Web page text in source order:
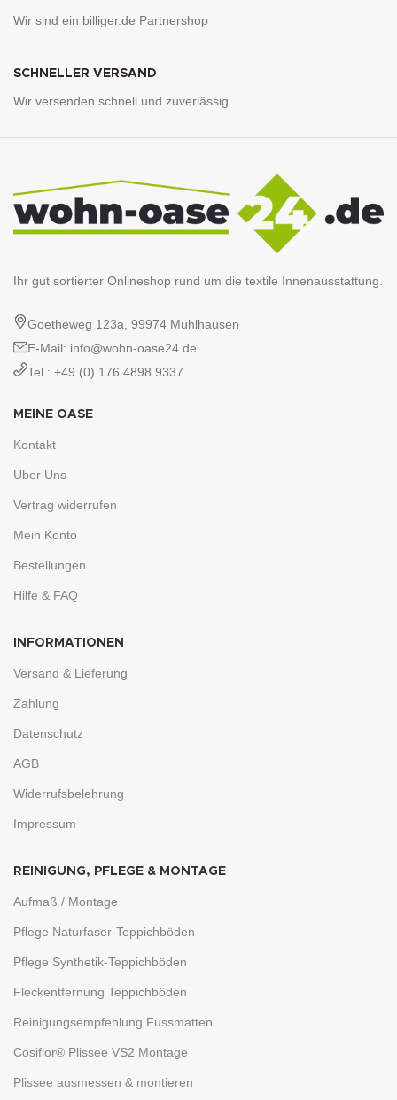
Wir sind ein billiger.de Partnershop
SCHNELLER VERSAND
Wir versenden schnell und zuverlässig
Ihr gut sortierter Onlineshop rund um die textile Innenausstattung.
Goetheweg 123a, 99974 Mühlhausen
E-Mail: info@wohn-oase24.de
Tel.: +49 (0) 176 4898 9337
MEINE OASE
Kontakt
Über Uns
Vertrag widerrufen
Mein Konto
Bestellungen
Hilfe & FAQ
INFORMATIONEN
Versand & Lieferung
Zahlung
Datenschutz
AGB
Widerrufsbelehrung
Impressum
REINIGUNG, PFLEGE & MONTAGE
Aufmaß / Montage
Pflege Naturfaser-Teppichböden
Pflege Synthetik-Teppichböden
Fleckentfernung Teppichböden
Reinigungsempfehlung Fussmatten
Cosiflor® Plissee VS2 Montage
Plissee ausmessen & montieren